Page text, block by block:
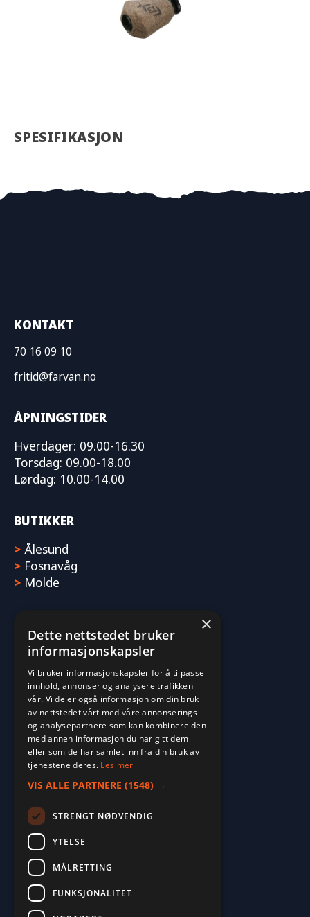
SPESIFIKASJON
KONTAKT
70 16 09 10
fritid@farvan.no
ÅPNINGSTIDER
Hverdager: 09.00-16.30
Torsdag: 09.00-18.00
Lørdag: 10.00-14.00
BUTIKKER
> Ålesund
> Fosnavåg
> Molde
2026. ALL RIGHTS RESERVED.
POWERED BY EMPORI CMS
×
Dette nettstedet bruker
informasjonskapsler
Vi bruker informasjonskapsler for å tilpasse
innhold, annonser og analysere trafikken
vår. Vi deler også informasjon om din bruk
av nettstedet vårt med våre annonserings-
og analysepartnere som kan kombinere den
med annen informasjon du har gitt dem
eller som de har samlet inn fra din bruk av
tjenestene deres. Les mer
VIS ALLE PARTNERE (1548) →
STRENGT NØDVENDIG
YTELSE
MÅLRETTING
FUNKSJONALITET